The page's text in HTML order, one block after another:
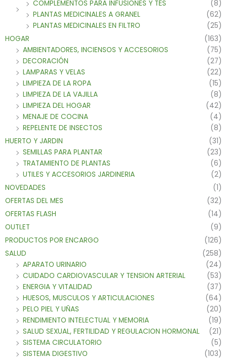
COMPLEMENTOS PARA INFUSIONES Y TÉS
(8)
PLANTAS MEDICINALES A GRANEL
(62)
PLANTAS MEDICINALES EN FILTRO
(25)
HOGAR
(163)
AMBIENTADORES, INCIENSOS Y ACCESORIOS
(75)
DECORACIÓN
(27)
LAMPARAS Y VELAS
(22)
LIMPIEZA DE LA ROPA
(15)
LIMPIEZA DE LA VAJILLA
(8)
LIMPIEZA DEL HOGAR
(42)
MENAJE DE COCINA
(4)
REPELENTE DE INSECTOS
(8)
HUERTO Y JARDIN
(31)
SEMILLAS PARA PLANTAR
(23)
TRATAMIENTO DE PLANTAS
(6)
UTILES Y ACCESORIOS JARDINERIA
(2)
NOVEDADES
(1)
OFERTAS DEL MES
(32)
OFERTAS FLASH
(14)
OUTLET
(9)
PRODUCTOS POR ENCARGO
(126)
SALUD
(258)
APARATO URINARIO
(24)
CUIDADO CARDIOVASCULAR Y TENSION ARTERIAL
(53)
ENERGIA Y VITALIDAD
(37)
HUESOS, MUSCULOS Y ARTICULACIONES
(64)
PELO PIEL Y UÑAS
(20)
RENDIMIENTO INTELECTUAL Y MEMORIA
(19)
SALUD SEXUAL, FERTILIDAD Y REGULACION HORMONAL
(21)
SISTEMA CIRCULATORIO
(5)
SISTEMA DIGESTIVO
(103)